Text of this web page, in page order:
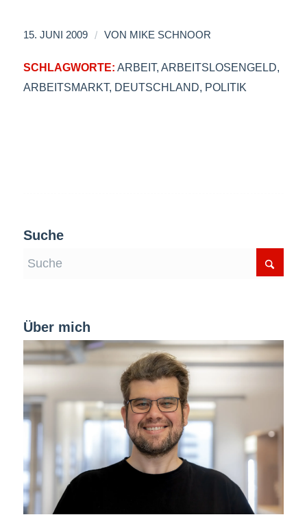
15. JUNI 2009 / VON MIKE SCHNOOR
SCHLAGWORTE: ARBEIT, ARBEITSLOSENGELD,
ARBEITSMARKT, DEUTSCHLAND, POLITIK
Suche
Über mich